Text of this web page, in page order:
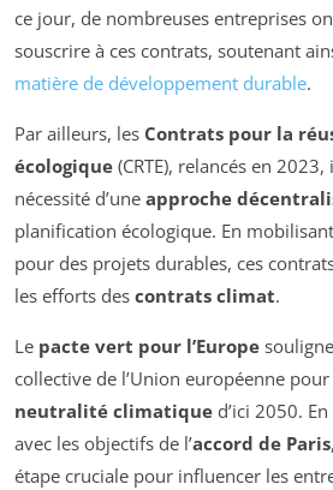
ce jour, de nombreuses entreprises
souscrire à ces contrats, soutenant
matière de développement durable.
Par ailleurs, les Contrats pour la
écologique (CRTE), relancés en
nécessité d’une approche
planification écologique. En
pour des projets durables, ces
les efforts des contrats climat.
Le pacte vert pour l’Europe
collective de l’Union européenne
neutralité climatique d’ici 2050.
avec les objectifs de l’accord de Paris
étape cruciale pour influencer les